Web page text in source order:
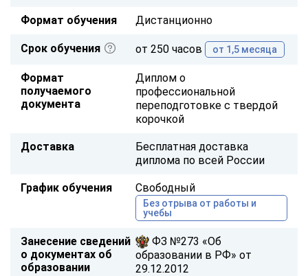
Формат обучения Дистанционно
Срок обучения от 250 часов от 1,5 месяца
Формат
получаемого
документа
Диплом о
профессиональной
переподготовке с твердой
корочкой
Доставка
Бесплатная доставка
диплома по всей России
График обучения Свободный
Без отрыва от работы и
учебы
Занесение сведений
о документах об
образовании
ФЗ №273 «Об
образовании в РФ» от
29.12.2012